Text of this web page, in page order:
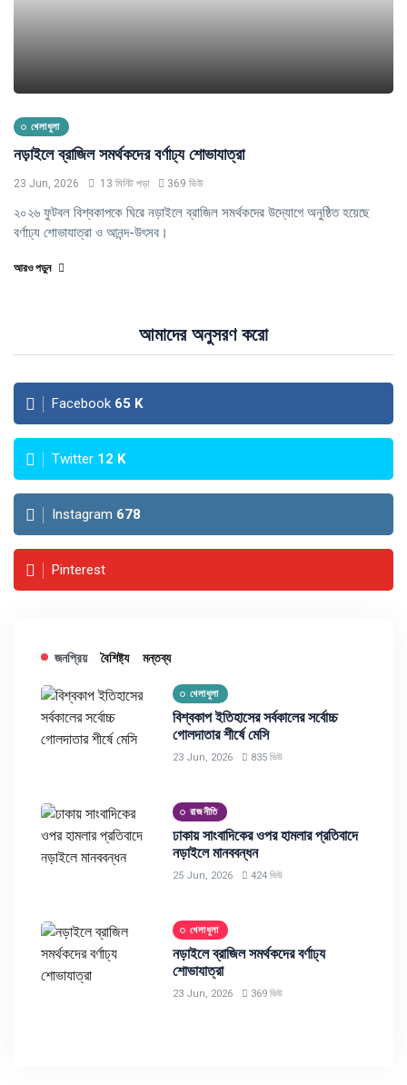
খেলাধুলা
নড়াইলে ব্রাজিল সমর্থকদের বর্ণাঢ্য শোভাযাত্রা
23 Jun, 2026 13 মিনিট পড়া 369 ভিউ
২০২৬ ফুটবল বিশ্বকাপকে ঘিরে নড়াইলে ব্রাজিল সমর্থকদের উদ্যোগে অনুষ্ঠিত হয়েছে
বর্ণাঢ্য শোভাযাত্রা ও আনন্দ-উৎসব।
আরও পড়ুন
আমাদের অনুসরণ করো
Facebook 65 K
Twitter 12 K
Instagram 678
Pinterest
জনপ্রিয় বৈশিষ্ট্য মন্তব্য
খেলাধুলা
বিশ্বকাপ ইতিহাসের সর্বকালের সর্বোচ্চ
গোলদাতার শীর্ষে মেসি
23 Jun, 2026 835 ভিউ
রাজনীতি
ঢাকায় সাংবাদিকের ওপর হামলার প্রতিবাদে
নড়াইলে মানববন্ধন
25 Jun, 2026 424 ভিউ
খেলাধুলা
নড়াইলে ব্রাজিল সমর্থকদের বর্ণাঢ্য
শোভাযাত্রা
23 Jun, 2026 369 ভিউ